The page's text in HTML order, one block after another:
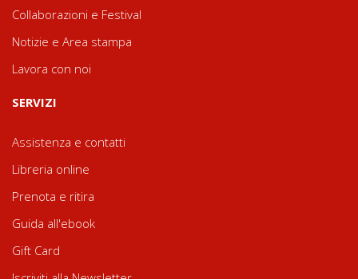
Collaborazioni e Festival
Notizie e Area stampa
Lavora con noi
SERVIZI
Assistenza e contatti
Libreria online
Prenota e ritira
Guida all'ebook
Gift Card